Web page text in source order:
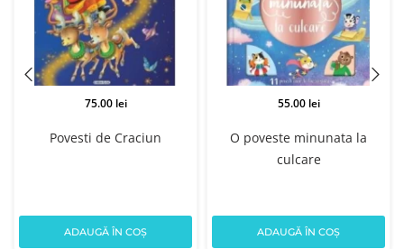
Povesti de Craciun
75.00 lei
ADAUGĂ ÎN COȘ
O poveste minunata la
culcare
55.00 lei
ADAUGĂ ÎN COȘ